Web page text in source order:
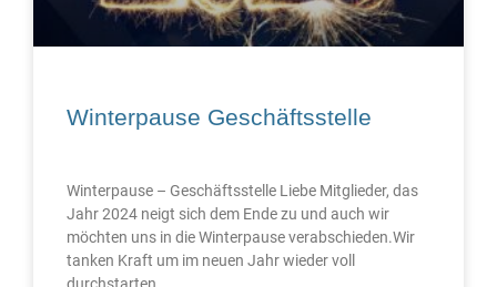
Winterpause Geschäftsstelle
Winterpause – Geschäftsstelle Liebe Mitglieder, das
Jahr 2024 neigt sich dem Ende zu und auch wir
möchten uns in die Winterpause verabschieden.Wir
tanken Kraft um im neuen Jahr wieder voll
durchstarten